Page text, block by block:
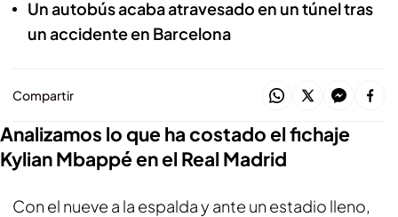
Un autobús acaba atravesado en un túnel tras
un accidente en Barcelona
Compartir
Analizamos lo que ha costado el fichaje
Kylian Mbappé en el Real Madrid
Con el nueve a la espalda y ante un estadio lleno,